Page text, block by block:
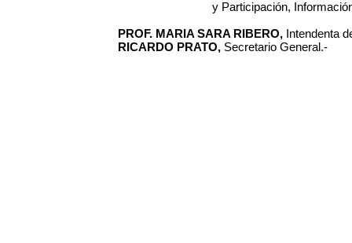
y Participación,
PROF. MARIA SARA RIBERO, Intendenta
RICARDO PRATO, Secretario General.-